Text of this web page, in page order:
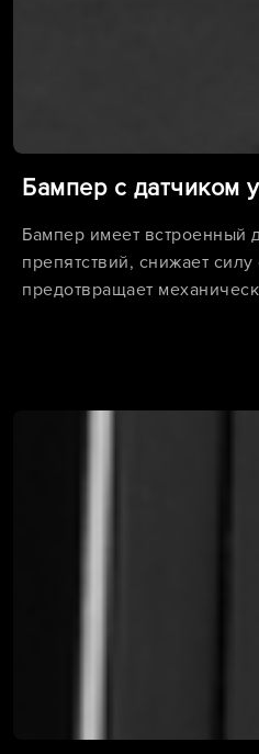
Бампер с датчиком
Бампер имеет встроенный
препятствий, снижает
предотвращает